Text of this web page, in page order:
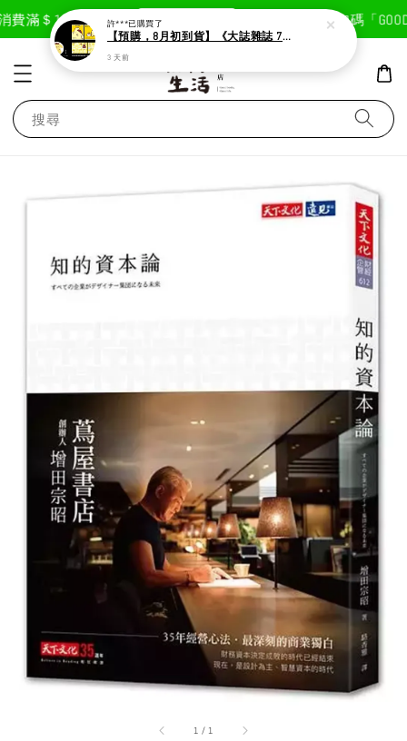
滿＄1800免運費 現在去購物！ 首次註冊輸入折扣碼「
搜尋
1 / 1
許***已購買了
【預購，8月初到貨】《大誌雜誌 7月號 第 196 期》封面：布丁狗
3 天前